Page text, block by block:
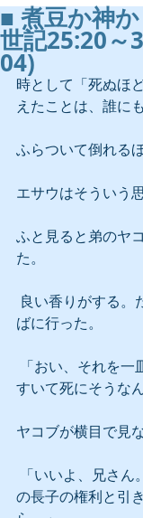
■ 煮豆か神
世記25:20～
04)
時として「死ぬほ
えたことは、誰に
ふらついて倒れる
エサウはそういう
ふと見ると弟のヤ
た。
ばに行った。
すいて死にそうな
ヤコブが横目で見
の長子の権利と引